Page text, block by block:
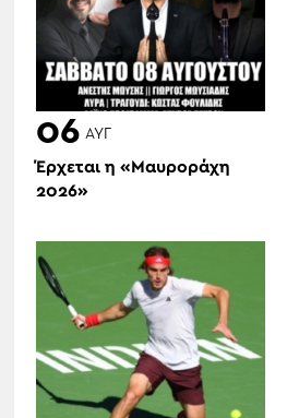
06 ΑΥΓ
Έρχεται η «Μαυροράχη
2026»